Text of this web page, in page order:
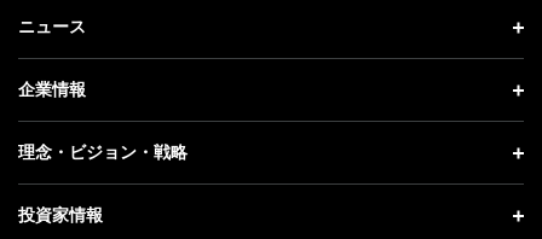
ニュース
ニュース トップ
プレスリリース
更新情報
企業情報
企業情報 トップ
社長メッセージ
理念・ビジョン・戦略
理念・ビジョン・戦略 トップ
投資家情報